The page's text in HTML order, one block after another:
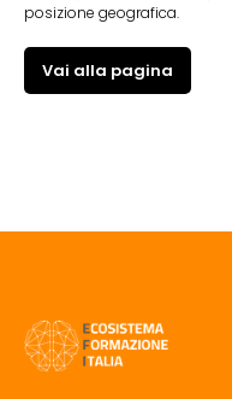
posizione geografica.
Vai alla pagina